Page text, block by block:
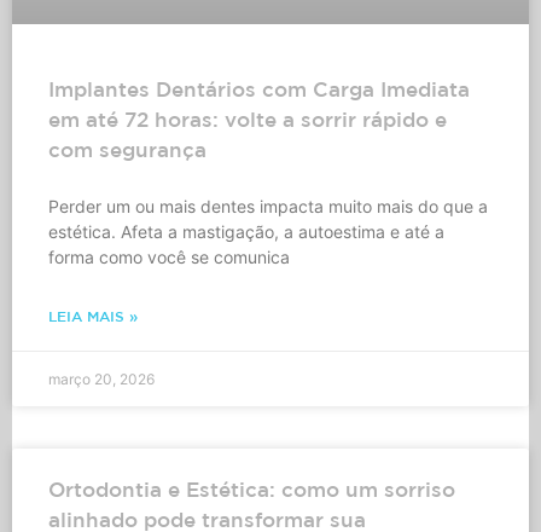
Implantes Dentários com Carga Imediata
em até 72 horas: volte a sorrir rápido e
com segurança
Perder um ou mais dentes impacta muito mais do que a
estética. Afeta a mastigação, a autoestima e até a
forma como você se comunica
LEIA MAIS »
março 20, 2026
Ortodontia e Estética: como um sorriso
alinhado pode transformar sua